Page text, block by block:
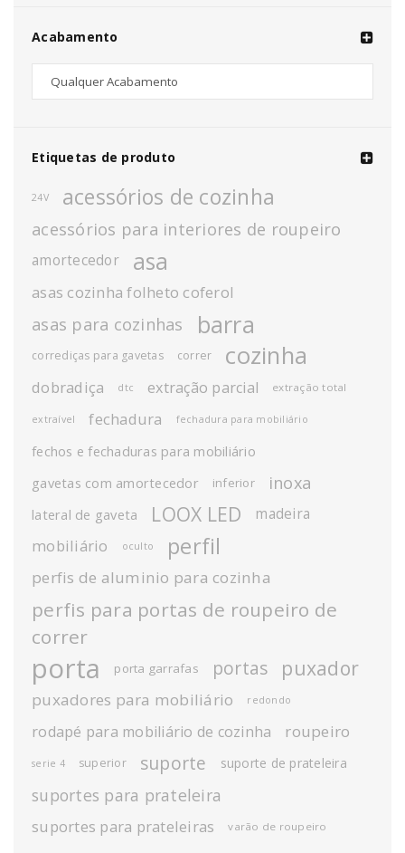
Acabamento
Etiquetas de produto
24V acessórios de cozinha
acessórios para interiores de roupeiro
amortecedor asa
asas cozinha folheto coferol
asas para cozinhas barra
corrediças para gavetas correr cozinha
dobradiça dtc extração parcial extração total
extraível fechadura fechadura para mobiliário
fechos e fechaduras para mobiliário
gavetas com amortecedor
inferior inoxa
lateral de gaveta LOOX LED madeira
mobiliário oculto perfil
perfis de aluminio para cozinha
perfis para portas de roupeiro de
correr
porta porta garrafas portas puxador
puxadores para mobiliário redondo
rodapé para mobiliário de cozinha roupeiro
serie 4 superior suporte suporte de prateleira
suportes para prateleira
suportes para prateleiras varão de roupeiro